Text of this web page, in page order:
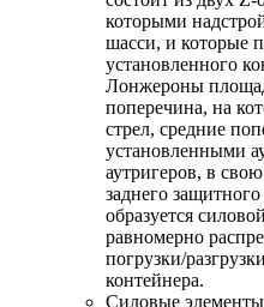
которыми
шасси, и которые
установленного
Лонжероны
поперечина, на
стрел, средние
установленными
аутригеров, в
заднего
образуется
равномерно
погрузки/
контейнера.
Силовые